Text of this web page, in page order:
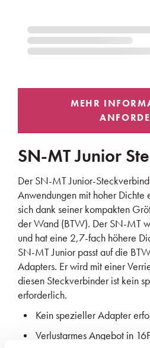
SN-MT Junior
Der SN-MT Junior-
Anwendungen mit hoher
sich dank seiner kompakten
der Wand (BTW). Der SN-MT
und hat eine 2,7-fach höhere
SN-MT Junior passt auf die
Adapters. Er wird mit einer
diesen Steckverbinder ist kein
erforderlich.
Kein spezieller Adapter
Verlustarmes Angebot in 16F